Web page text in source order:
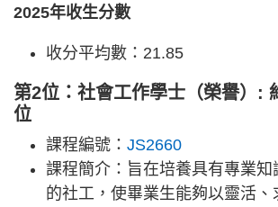
2025年收生分數
收分平均數：21.85
第2位：社會工作學士（榮譽）:
位
課程編號： JS2660
課程簡介：旨在培養具有專業知
的社工，使畢業生能夠以靈活